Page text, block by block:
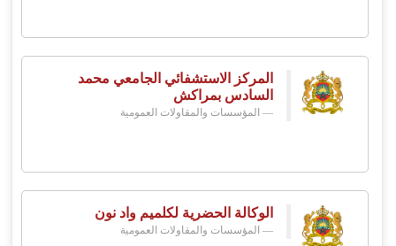
المركز الاستشفائي الجامعي محمد
السادس بمراكش
المؤسسات والمقاولات العمومية
الوكالة الحضرية لكلميم واد نون
المؤسسات والمقاولات العمومية